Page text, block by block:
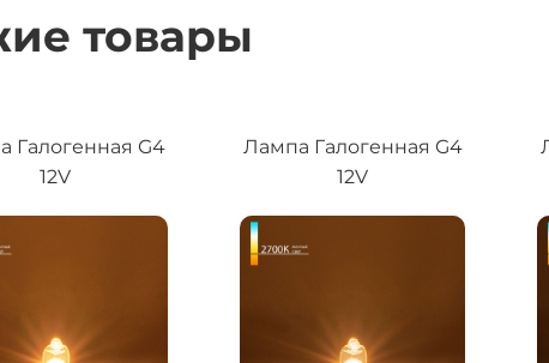
товары
Галогенная G4
12V
Лампа Галогенная G4
12V